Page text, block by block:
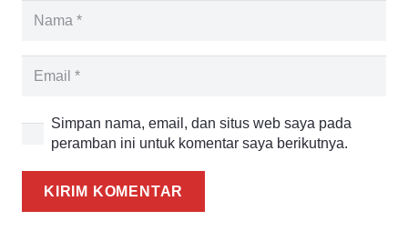
Simpan nama, email, dan situs web saya pada
peramban ini untuk komentar saya berikutnya.
KIRIM KOMENTAR